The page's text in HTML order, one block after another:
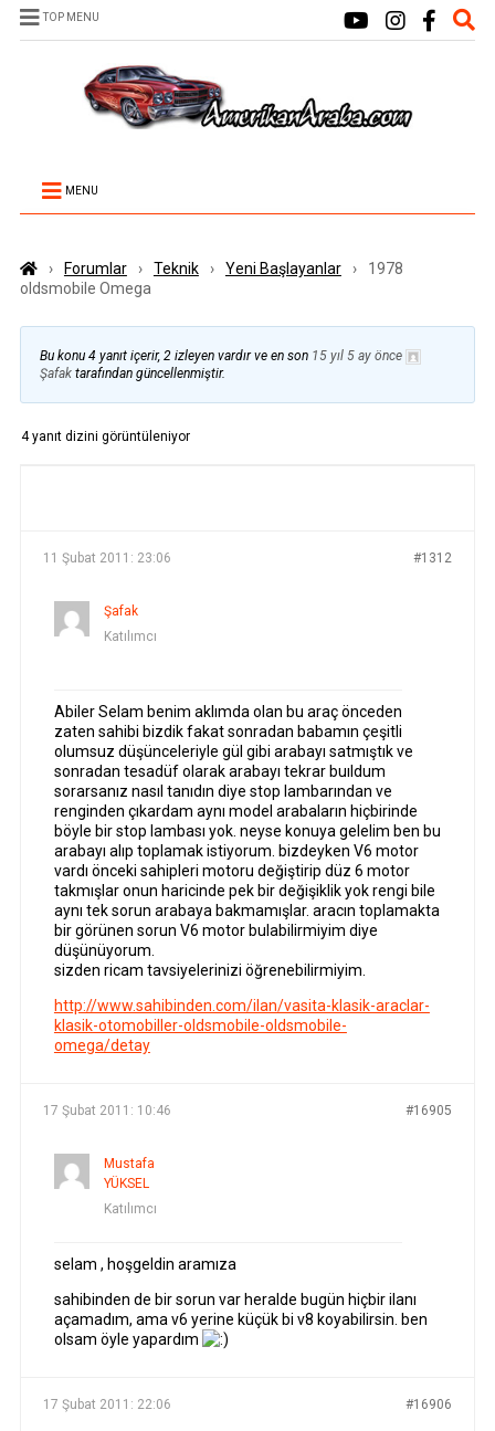
TOP MENU
MENU
› Forumlar › Teknik › Yeni Başlayanlar ›
1978
oldsmobile Omega
Bu konu 4 yanıt içerir, 2 izleyen vardır ve en son 15 yıl 5 ay önce
Şafaktarafından güncellenmiştir.
4 yanıt dizini görüntüleniyor
11 Şubat 2011: 23:06 #1312
Şafak
Katılımcı
Abiler Selam benim aklımda olan bu araç önceden
zaten sahibi bizdik fakat sonradan babamın çeşitli
olumsuz düşünceleriyle gül gibi arabayı satmıştık ve
sonradan tesadüf olarak arabayı tekrar buıldum
sorarsanız nasıl tanıdın diye stop lambarından ve
renginden çıkardam aynı model arabaların hiçbirinde
böyle bir stop lambası yok. neyse konuya gelelim ben bu
arabayı alıp toplamak istiyorum. bizdeyken V6 motor
vardı önceki sahipleri motoru değiştirip düz 6 motor
takmışlar onun haricinde pek bir değişiklik yok rengi bile
aynı tek sorun arabaya bakmamışlar. aracın toplamakta
bir görünen sorun V6 motor bulabilirmiyim diye
düşünüyorum.
sizden ricam tavsiyelerinizi öğrenebilirmiyim.
http://www.sahibinden.com/ilan/vasita-klasik-araclar-
klasik-otomobiller-oldsmobile-oldsmobile-
omega/detay
17 Şubat 2011: 10:46 #16905
Mustafa
YÜKSEL
Katılımcı
selam , hoşgeldin aramıza
sahibinden de bir sorun var heralde bugün hiçbir ilanı
açamadım, ama v6 yerine küçük bi v8 koyabilirsin. ben
olsam öyle yapardım
17 Şubat 2011: 22:06 #16906